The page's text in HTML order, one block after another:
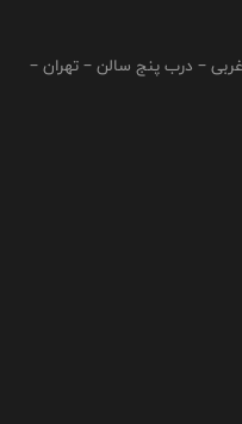
– درب پنج سالن – تهران –